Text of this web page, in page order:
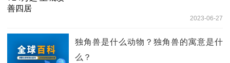
2023-06-27
独角兽是什么动物？独角兽的寓意是什
么？